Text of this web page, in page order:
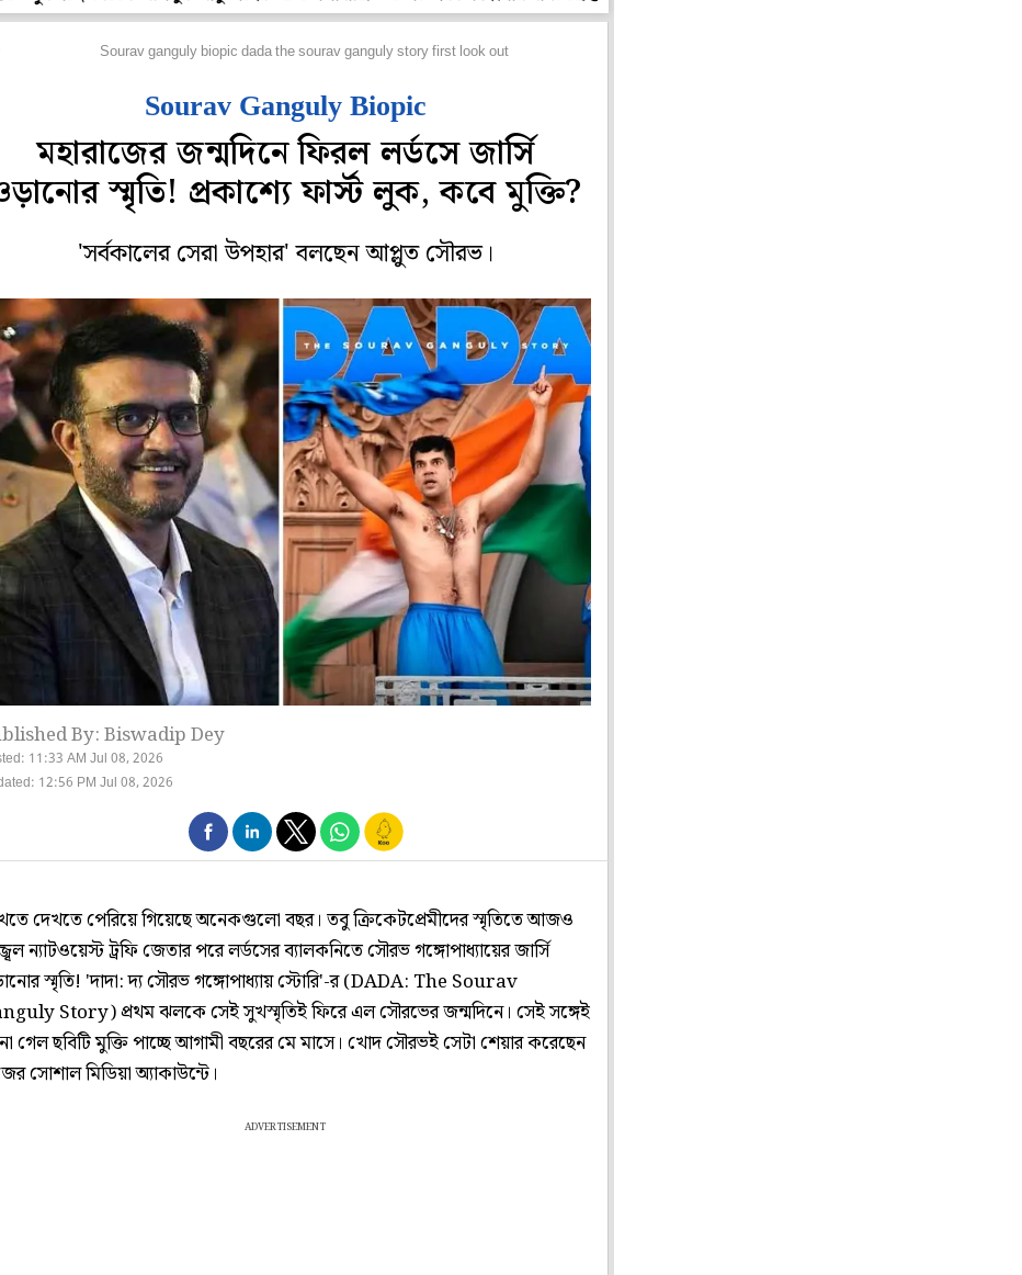
Sourav ganguly biopic dada the sourav ganguly story first look out
Sourav Ganguly Biopic
মহারাজের জন্মদিনে ফিরল লর্ডসে জার্সি
স্মৃতি! প্রকাশ্যে ফার্স্ট লুক, কবে মুক্তি?
'সর্বকালের সেরা উপহার' বলছেন আপ্লুত সৌরভ।
By: Biswadip Dey
11:33 AM Jul 08, 2026
12:56 PM Jul 08, 2026
দেখতে পেরিয়ে গিয়েছে অনেকগুলো বছর। তবু ক্রিকেটপ্রেমীদের স্মৃতিতে আজও
ন্যাটওয়েস্ট ট্রফি জেতার পরে লর্ডসের ব্যালকনিতে সৌরভ গঙ্গোপাধ্যায়ের জার্সি
স্মৃতি! 'দাদা: দ্য সৌরভ গঙ্গোপাধ্যায় স্টোরি'-র (DADA: The Sourav
Story) প্রথম ঝলকে সেই সুখস্মৃতিই ফিরে এল সৌরভের জন্মদিনে। সেই সঙ্গেই
গেল ছবিটি মুক্তি পাচ্ছে আগামী বছরের মে মাসে। খোদ সৌরভই সেটা শেয়ার করেছেন
সোশাল মিডিয়া অ্যাকাউন্টে।
ADVERTISEMENT